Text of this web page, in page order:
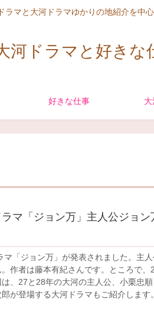
ラマと大河ドラマゆかりの地紹介を中
河ドラマと好きな
好きな仕事
マ「ジョン万」主人公ジョン
「ジョン万」が発表されました。主人
作者は藤本有紀さんです。ところで、
、27と28年の大河の主人公、小栗忠
が登場する大河ドラマもご紹介します。